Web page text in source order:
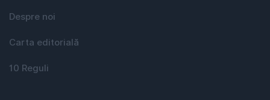
Despre noi
Carta editorială
10 Reguli